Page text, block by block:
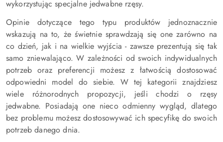
wykorzystując specjalne jedwabne rzęsy.
Opinie dotyczące tego typu produktów jednoznacznie
wskazują na to, że świetnie sprawdzają się one zarówno na
co dzień, jak i na wielkie wyjścia - zawsze prezentują się tak
samo zniewalająco. W zależności od swoich indywidualnych
potrzeb oraz preferencji możesz z łatwością dostosować
odpowiedni model do siebie. W tej kategorii znajdziesz
wiele różnorodnych propozycji, jeśli chodzi o rzęsy
jedwabne. Posiadają one nieco odmienny wygląd, dlatego
bez problemu możesz dostosowywać ich specyfikę do swoich
potrzeb danego dnia.